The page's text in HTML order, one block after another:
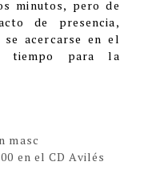
minutos, pero de
de presencia,
acercarse en el
tiempo para la
masc
en el CD Avilés